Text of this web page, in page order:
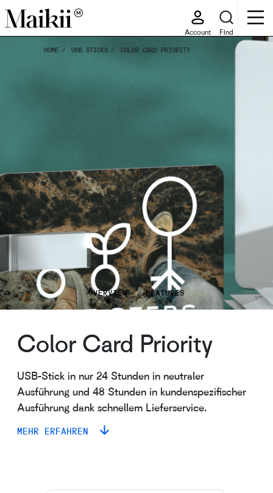
Account Find
Color Card Priority
USB-Stick in nur 24 Stunden in neutraler
Ausführung und 48 Stunden in kundenspezifischer
Ausführung dank schnellem Lieferservice.
MEHR ERFAHREN
HOME USB STICKS COLOR CARD PRIORITY
OVERVIEW FEATURES